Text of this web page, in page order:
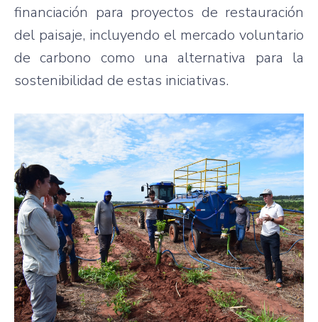
financiación para proyectos de restauración
del paisaje, incluyendo el mercado voluntario
de carbono como una alternativa para la
sostenibilidad de estas iniciativas.